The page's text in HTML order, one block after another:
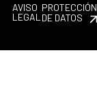
AVISO
LEGAL
PROTECCIÓN
DE DATOS